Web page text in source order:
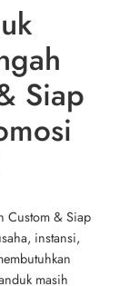
Siap
Custom & Siap
instansi,
masih